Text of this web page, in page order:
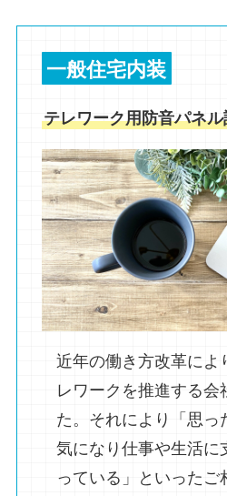
一般住宅内装
テレワーク用防音パネル
近年の働き方改革によ
レワークを推進する会
た。それにより「思っ
気になり仕事や生活に
っている」といったご